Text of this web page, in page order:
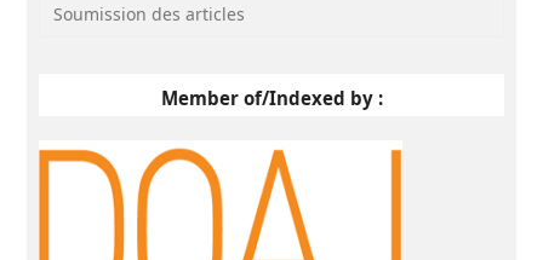
Soumission des articles
Member of/Indexed by :